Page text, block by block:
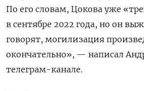
По его словам, Цокова уже
в сентябре 2022 года, но он
говорят, могилизация
окончательно», — написал
телеграм-канале.